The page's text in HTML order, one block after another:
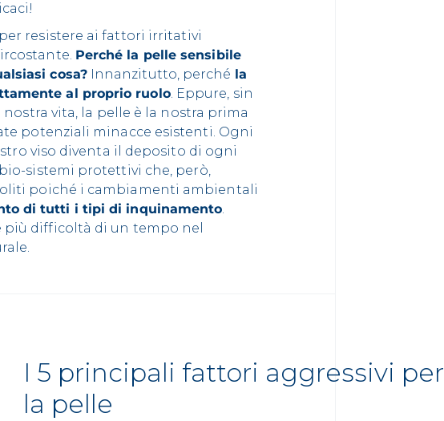
resistere ai fattori irritativi
Perché la pelle sensibile
cosa?Innanzitutto, perché la
al proprio ruolo. Eppure, sin
vita, la pelle è la nostra prima
potenziali minacce esistenti. Ogni
viso diventa il deposito di ogni
sistemi protettivi che, però,
poiché i cambiamenti ambientali
di tutti i tipi di inquinamento.
più difficoltà di un tempo nel
I 5 principali fattori aggressivi per
la pelle